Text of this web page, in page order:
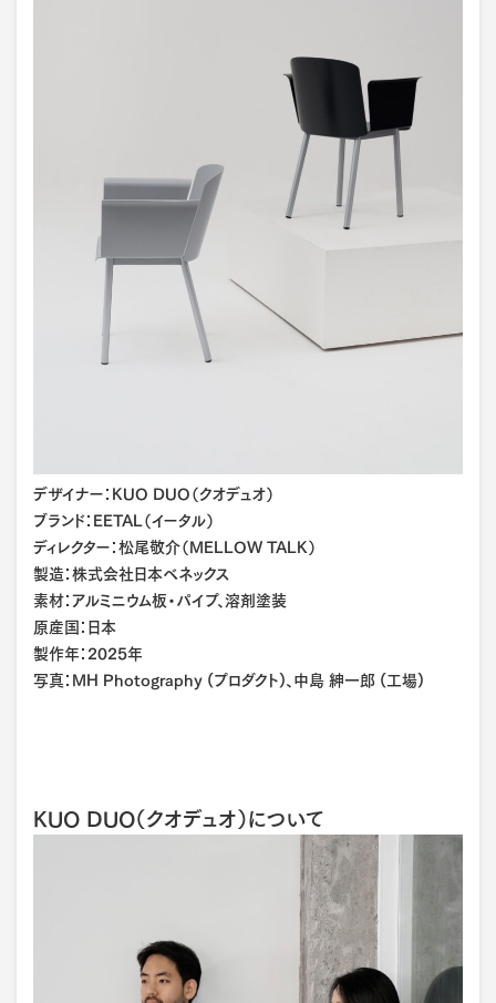
デザイナー：KUO DUO（クオデュオ）
ブランド：EETAL（イータル）
ディレクター：松尾敬介（MELLOW TALK）
製造：株式会社日本ベネックス
素材：アルミニウム板・パイプ、溶剤塗装
原産国：日本
製作年：2025年
写真：MH Photography (プロダクト)、中島 紳一郎 (工場)
KUO DUO（クオデュオ）について